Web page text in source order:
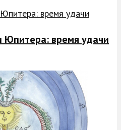
Юпитера: время удачи